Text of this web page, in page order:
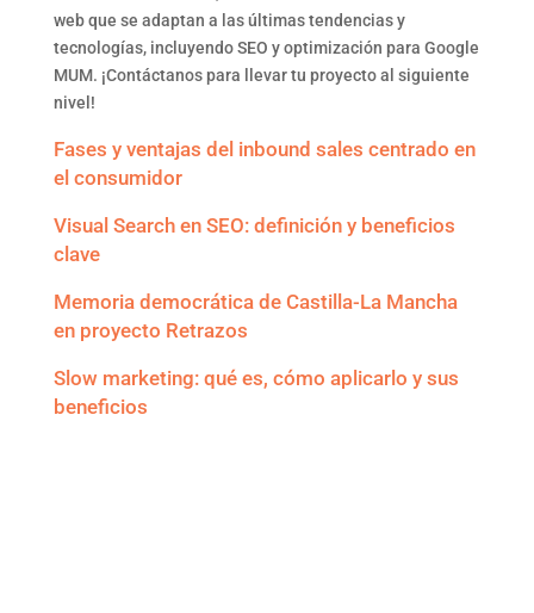
web que se adaptan a las últimas tendencias y
tecnologías, incluyendo SEO y optimización para Google
MUM. ¡Contáctanos para llevar tu proyecto al siguiente
nivel!
Fases y ventajas del inbound sales centrado en
el consumidor
Visual Search en SEO: definición y beneficios
clave
Memoria democrática de Castilla-La Mancha
en proyecto Retrazos
Slow marketing: qué es, cómo aplicarlo y sus
beneficios